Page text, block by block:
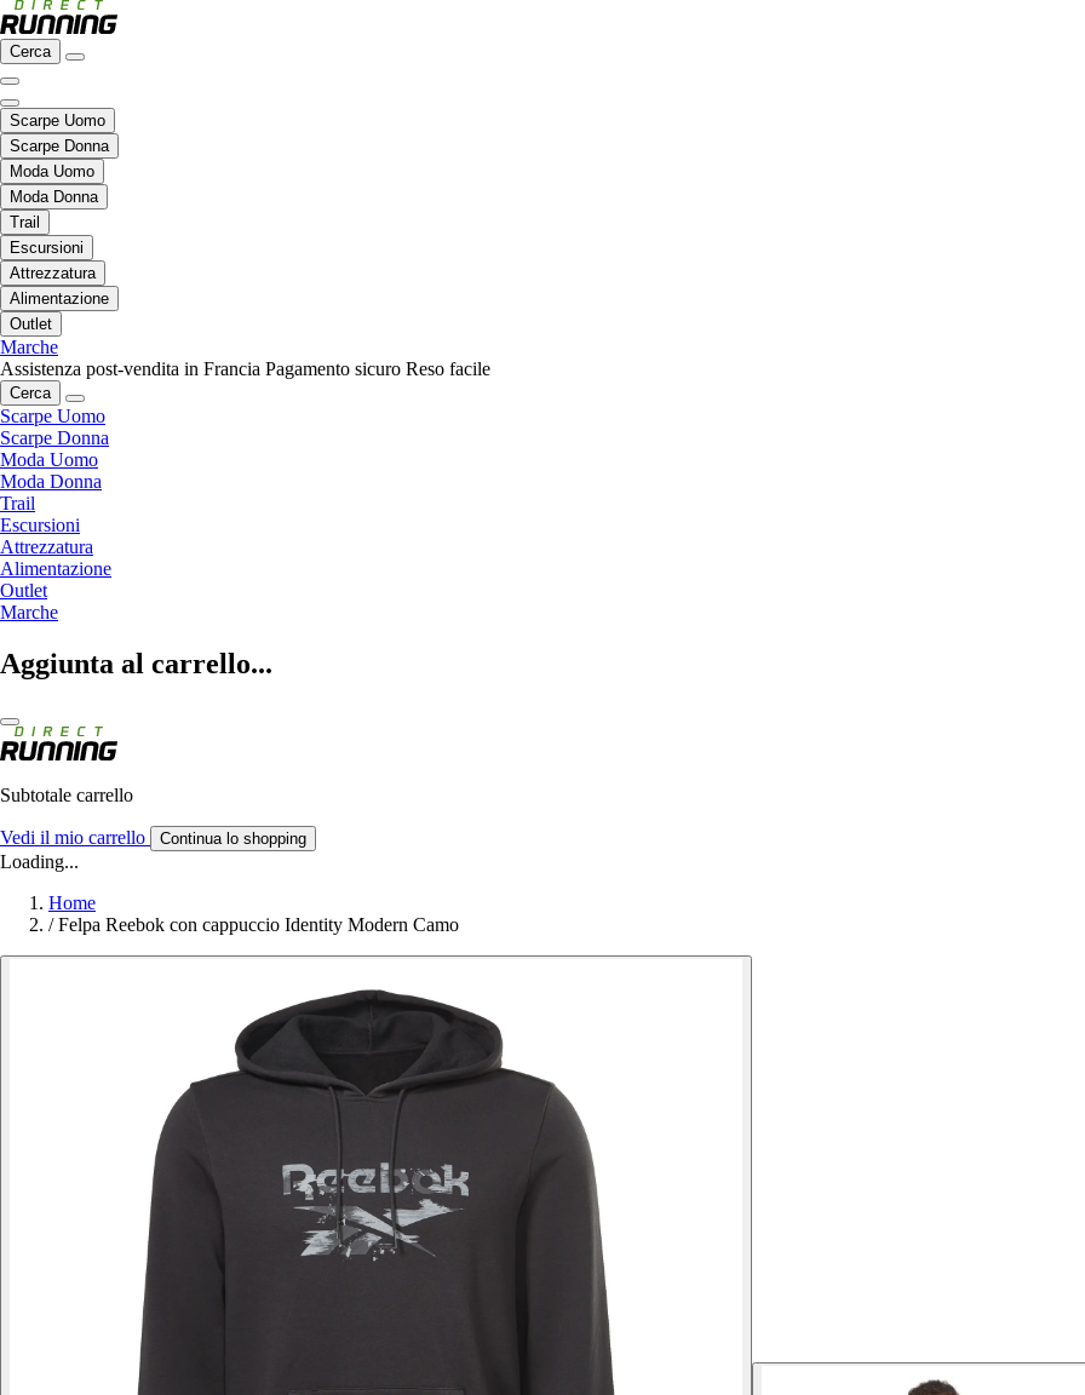
Cerca
Scarpe Uomo
Scarpe Donna
Moda Uomo
Moda Donna
Trail
Escursioni
Attrezzatura
Alimentazione
Outlet
Marche
Assistenza post-vendita in Francia Pagamento sicuro Reso facile
Cerca
Scarpe Uomo
Scarpe Donna
Moda Uomo
Moda Donna
Trail
Escursioni
Attrezzatura
Alimentazione
Outlet
Marche
Aggiunta al carrello...
Subtotale carrello
Vedi il mio carrello Continua lo shopping
Loading...
Home
/ Felpa Reebok con cappuccio Identity Modern Camo